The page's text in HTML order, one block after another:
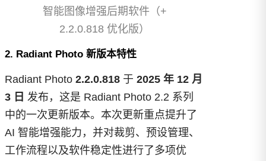
智能图像增强后期软件（+
2.2.0.818 优化版）
2. Radiant Photo 新版本特性
Radiant Photo 2.2.0.818 于2025 年 12 月
3 日 发布，这是 Radiant Photo 2.2 系列
中的一次更新版本。本次更新重点提升了
AI 智能增强能力，并对裁剪、预设管理、
工作流程以及软件稳定性进行了多项优